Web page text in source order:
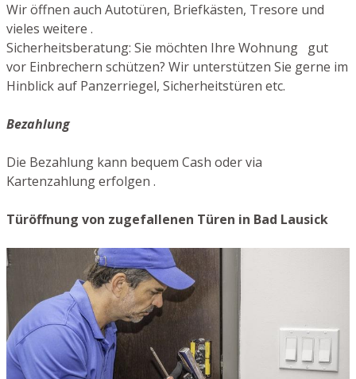
Wir öffnen auch Autotüren, Briefkästen, Tresore und
vieles weitere .
Sicherheitsberatung: Sie möchten Ihre Wohnung gut
vor Einbrechern schützen? Wir unterstützen Sie gerne im
Hinblick auf Panzerriegel, Sicherheitstüren etc.
Bezahlung
Die Bezahlung kann bequem Cash oder via
Kartenzahlung erfolgen .
Türöffnung von zugefallenen Türen in Bad Lausick